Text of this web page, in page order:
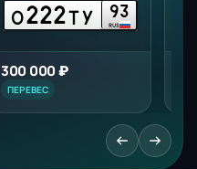
О222ТУ 93
RUS
300 000 ₽
ПЕРЕВЕС